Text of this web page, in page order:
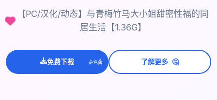
【PC/汉化/动态】与青梅竹马大小姐甜密性福的同
居生活【1.36G】
免费下载 ✨⭐💫 了解更多 🤔